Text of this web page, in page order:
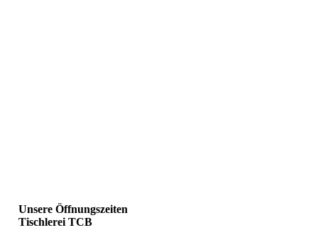
Unsere Öffnungszeiten
Tischlerei TCB